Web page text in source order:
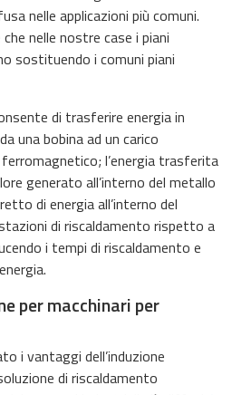
nelle applicazioni più comuni.
nelle nostre case i piani
sostituendo i comuni piani
di trasferire energia in
una bobina ad un carico
l’energia trasferita
generato all’interno del metallo
di energia all’interno del
di riscaldamento rispetto a
i tempi di riscaldamento e
per macchinari per
i vantaggi dell’induzione
di riscaldamento